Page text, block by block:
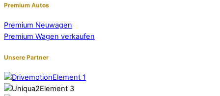
Premium Autos
Premium Neuwagen
Premium Wagen verkaufen
Unsere Partner